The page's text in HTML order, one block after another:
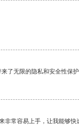
了无限的隐私和安全性保护
非常容易上手，让我能够